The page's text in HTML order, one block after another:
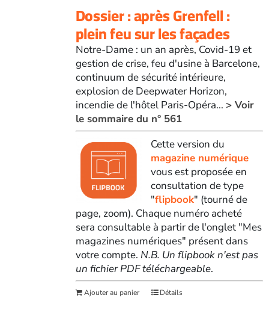
Dossier : après Grenfell :
plein feu sur les façades
Notre-Dame : un an après, Covid-19 et
gestion de crise, feu d'usine à Barcelone,
continuum de sécurité intérieure,
explosion de Deepwater Horizon,
incendie de l'hôtel Paris-Opéra... > Voir
le sommaire du n° 561
Cette version du
magazine numérique
vous est proposée en
consultation de type
"flipbook" (tourné de
page, zoom). Chaque numéro acheté
sera consultable à partir de l'onglet "Mes
magazines numériques" présent dans
votre compte. N.B. Un flipbook n'est pas
un fichier PDF téléchargeable.
Ajouter au panier Détails